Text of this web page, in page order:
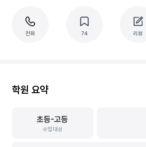
전화 74 리뷰
학원 요약
초등-고등
수업대상